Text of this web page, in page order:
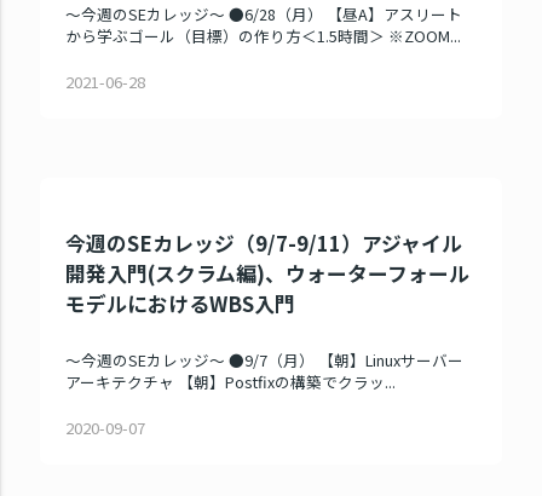
～今週のSEカレッジ～ ●6/28（月） 【昼A】アスリート
から学ぶゴール（目標）の作り方＜1.5時間＞ ※ZOOM...
2021-06-28
今週のSEカレッジ（9/7-9/11）アジャイル
開発入門(スクラム編)、ウォーターフォール
モデルにおけるWBS入門
～今週のSEカレッジ～ ●9/7（月） 【朝】Linuxサーバー
アーキテクチャ 【朝】Postfixの構築でクラッ...
2020-09-07